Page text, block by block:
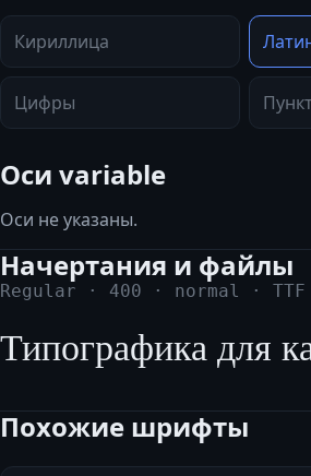
Кириллица
Цифры
Оси variable
Оси не указаны.
Начертания и файлы
Regular · 400 · normal · TTF
Типографика для
Похожие шрифты